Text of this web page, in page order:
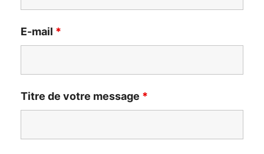
E-mail *
Titre de votre message *